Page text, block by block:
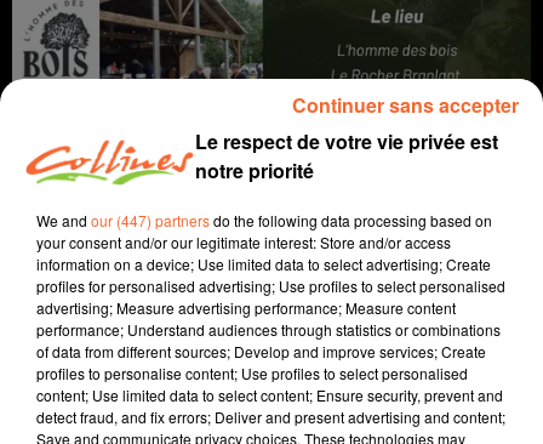
JOURNAL DU LUNDI 23 FEVRIER ( SOIR )
L'info près de chez vous
Le respect de votre vie privée est
notre priorité
We and our (447) partnersdo the following data processing based on
your consent and/or our legitimate interest: Store and/or access
information on a device; Use limited data to select advertising; Create
profiles for personalised advertising; Use profiles to select personalised
advertising; Measure advertising performance; Measure content
performance; Understand audiences through statistics or combinations
of data from different sources; Develop and improve services; Create
profiles to personalise content; Use profiles to select personalised
content; Use limited data to select content; Ensure security, prevent and
detect fraud, and fix errors; Deliver and present advertising and content;
Save and communicate privacy choices. These technologies may
Continuer sans accepter